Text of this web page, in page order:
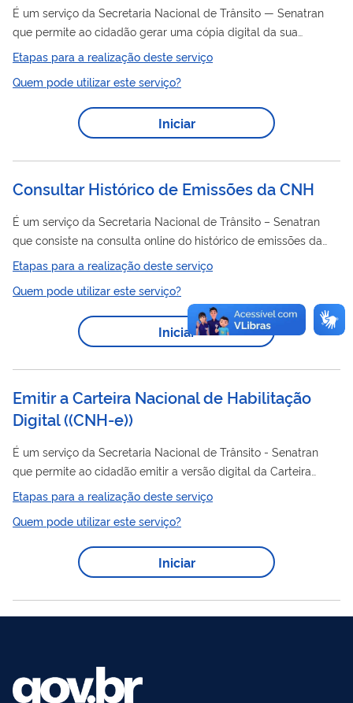
É um serviço da Secretaria Nacional de Trânsito — Senatran
que permite ao cidadão gerar uma cópia digital da sua
Carteira Nacional de Habilitação (CNH
documento em formato PDF para compartilhamento seguro
com terceiros.
Etapas para a realização deste serviço
Quem pode utilizar este serviço?
Iniciar
Consultar Histórico de Emissões da CNH
É um serviço da Secretaria Nacional de Trânsito – Senatran
que consiste na consulta online do histórico de emissões da
Carteira Nacional de Habilitação (CNH
de CNHs cujo portador do documento seja o usuário logado;
Categorias habilitadas; Alterações realizadas; Unidades da
federação (UF) emissores.
Etapas para a realização deste serviço
Quem pode utilizar este serviço?
Iniciar
Emitir a Carteira Nacional de Habilitação
Digital((CNH-e))
É um serviço da Secretaria Nacional de Trânsito - Senatran
que permite ao cidadão emitir a versão digital da Carteira
Nacional de Habilitação ( CNH), com validade legal em todo o
território nacional. A
CNH
-e é acessada por meio do aplicativo
Carteira Digital de Trânsito (CDT).
Etapas para a realização deste serviço
Quem pode utilizar este serviço?
Iniciar